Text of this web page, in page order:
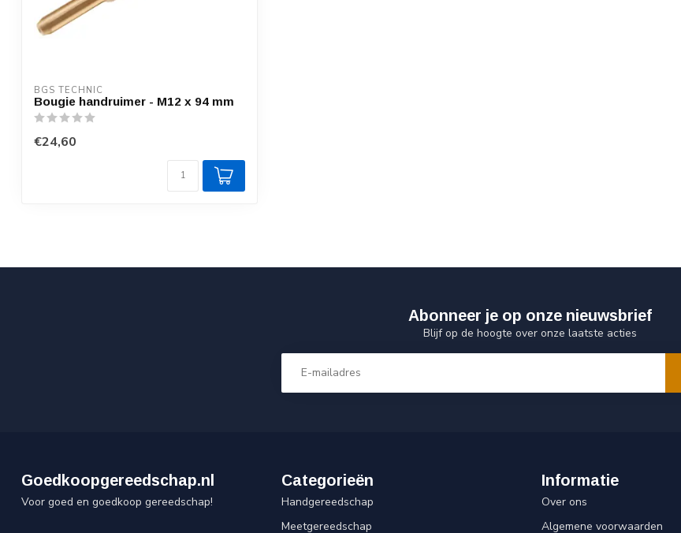
BGS TECHNIC
Bougie handruimer - M12 x 94 mm
€24,60
Abonneer je op onze nieuwsbrief
Blijf op de hoogte over onze laatste acties
Goedkoopgereedschap.nl
Voor goed en goedkoop gereedschap!
Categorieën
Handgereedschap
Meetgereedschap
Informatie
Over ons
Algemene voorwaarden